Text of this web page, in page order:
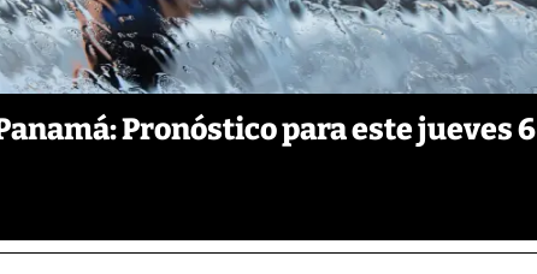
Pronóstico para este jueves 6